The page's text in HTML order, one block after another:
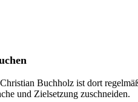
Buchholz ist dort
und Zielsetzung zuschneiden.